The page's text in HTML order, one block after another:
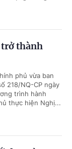
trở thành
phủ vừa ban
218/NQ-CP ngày
trình hành
thực hiện Nghị...